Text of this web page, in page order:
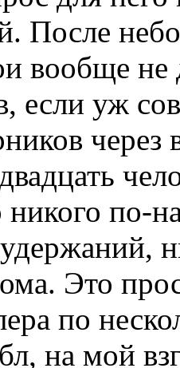
После
вообще не
если уж
через
по-
Это
по
на мой